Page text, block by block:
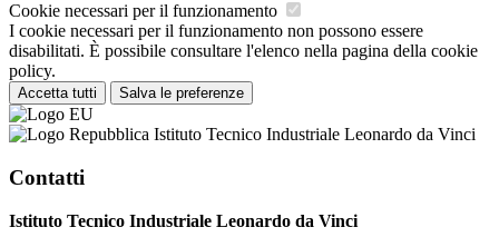
Cookie necessari per il funzionamento
I cookie necessari per il funzionamento non possono essere
disabilitati. È possibile consultare l'elenco nella pagina della cookie
policy.
Accetta tutti Salva le preferenze
Istituto Tecnico Industriale Leonardo da Vinci
Contatti
Istituto Tecnico Industriale Leonardo da Vinci